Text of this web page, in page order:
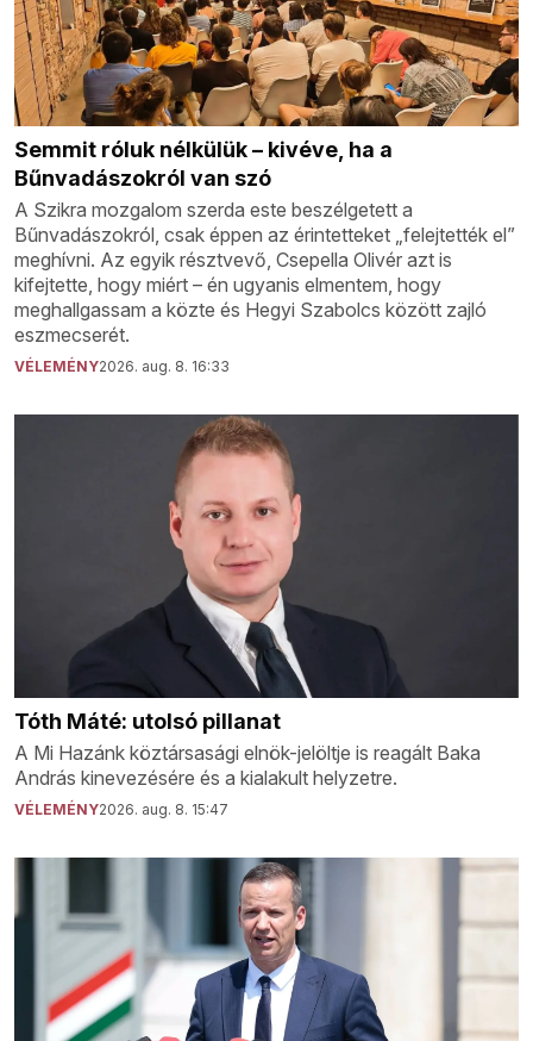
Semmit róluk nélkülük – kivéve, ha a
Bűnvadászokról van szó
A Szikra mozgalom szerda este beszélgetett a
Bűnvadászokról, csak éppen az érintetteket „felejtették el”
meghívni. Az egyik résztvevő, Csepella Olivér azt is
kifejtette, hogy miért – én ugyanis elmentem, hogy
meghallgassam a közte és Hegyi Szabolcs között zajló
eszmecserét.
VÉLEMÉNY2026. aug. 8. 16:33
Tóth Máté: utolsó pillanat
A Mi Hazánk köztársasági elnök-jelöltje is reagált Baka
András kinevezésére és a kialakult helyzetre.
VÉLEMÉNY2026. aug. 8. 15:47